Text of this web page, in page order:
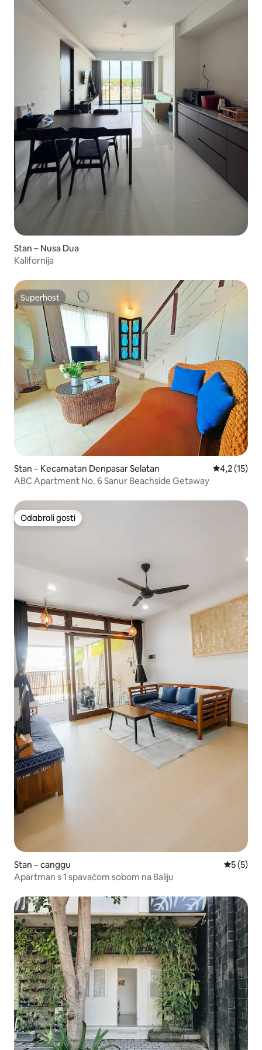
Stan – Nusa Dua
Kalifornija
Superhost
Superhost
Stan – Kecamatan Denpasar Selatan Prosječna
4,2 (15)
ABC Apartment No. 6 Sanur Beachside Getaway
Odabrali gosti
Odabrali gosti
Stan – canggu
5 (5)
Apartman s 1 spavaćom sobom na Baliju